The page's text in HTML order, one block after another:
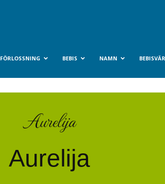
FÖRLOSSNING BEBIS NAMN
Aurelija
Aurelija